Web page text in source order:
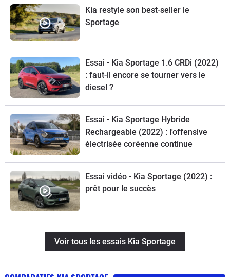
Kia restyle son best-seller le
Sportage
Essai - Kia Sportage 1.6 CRDi (2022)
: faut-il encore se tourner vers le
diesel ?
Essai - Kia Sportage Hybride
Rechargeable (2022) : l'offensive
électrisée coréenne continue
Essai vidéo - Kia Sportage (2022) :
prêt pour le succès
Voir tous les essais Kia Sportage